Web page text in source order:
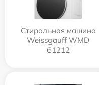
Стиральная машина
Weissgauff WMD
61212